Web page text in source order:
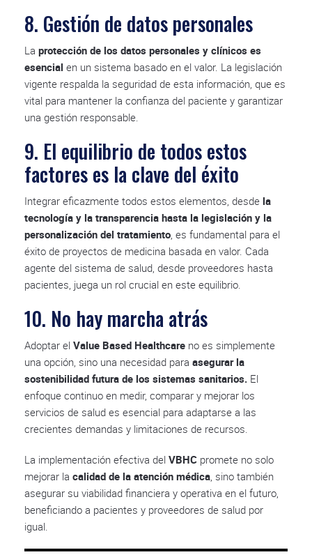
8. Gestión de datos personales
La protección de los datos personales y clínicos es
esencial en un sistema basado en el valor. La legislación
vigente respalda la seguridad de esta información, que es
vital para mantener la confianza del paciente y garantizar
una gestión responsable.
9. El equilibrio de todos estos
factores es la clave del éxito
Integrar eficazmente todos estos elementos, desde la
tecnología y la transparencia hasta la legislación y la
personalización del tratamiento, es fundamental para el
éxito de proyectos de medicina basada en valor. Cada
agente del sistema de salud, desde proveedores hasta
pacientes, juega un rol crucial en este equilibrio.
10. No hay marcha atrás
Adoptar el Value Based Healthcare no es simplemente
una opción, sino una necesidad para asegurar la
sostenibilidad futura de los sistemas sanitarios. El
enfoque continuo en medir, comparar y mejorar los
servicios de salud es esencial para adaptarse a las
crecientes demandas y limitaciones de recursos.
La implementación efectiva del VBHC promete no solo
mejorar la calidad de la atención médica, sino también
asegurar su viabilidad financiera y operativa en el futuro,
beneficiando a pacientes y proveedores de salud por
igual.